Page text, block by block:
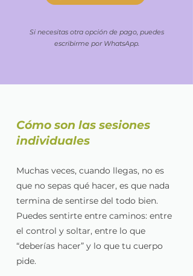
Si necesitas otra opción de pago, puedes
escribirme por WhatsApp.
Cómo son las sesiones
individuales
Muchas veces, cuando llegas, no es
que no sepas qué hacer, es que nada
termina de sentirse del todo bien.​
Puedes sentirte entre caminos: entre
el control y soltar, entre lo que
“deberías hacer” y lo que tu cuerpo
pide.